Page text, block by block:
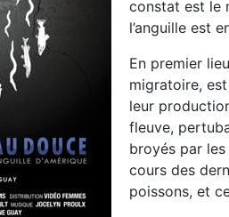
constat est le
l’anguille est
En premier
migratoire,
leur
fleuve,
broyés par
cours des
poissons, et